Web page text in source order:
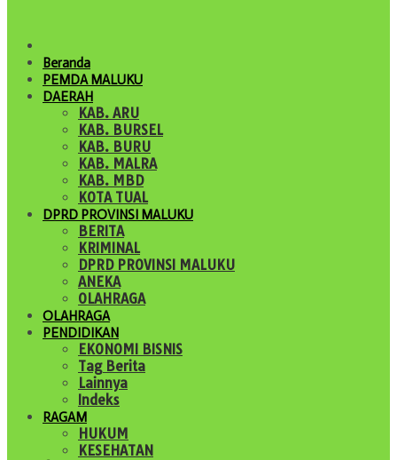
Beranda
PEMDA MALUKU
DAERAH
KAB. ARU
KAB. BURSEL
KAB. BURU
KAB. MALRA
KAB. MBD
KOTA TUAL
DPRD PROVINSI MALUKU
BERITA
KRIMINAL
DPRD PROVINSI MALUKU
ANEKA
OLAHRAGA
OLAHRAGA
PENDIDIKAN
EKONOMI BISNIS
Tag Berita
Lainnya
Indeks
RAGAM
HUKUM
KESEHATAN